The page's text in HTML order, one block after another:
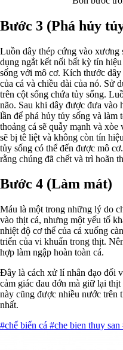
Bước 3 (Phá hủy
Luồn dây thép cứng vào xương
dụng ngắt kết nối bất kỳ tín
sống với mô cơ. Kích thước
của cá và chiều dài của nó. Sử
trên cột sống chứa tủy sống.
não. Sau khi dây được đưa vào
lần để phá hủy tủy sống và
thoảng cá sẽ quẫy mạnh và
sẽ bị tê liệt và không còn tín
tủy sống có thể đến được mô
rằng chúng đã chết và trì hoãn
Bước 4 (Làm mát)
Máu là một trong những lý do
vào thịt cá, nhưng một yếu tố
nhiệt độ cơ thể của cá xuống
triển của vi khuẩn trong thịt.
hợp làm ngập hoàn toàn cá.
Đây là cách xử lí nhân đạo đối
cảm giác đau đớn mà giữ lại
này cũng được nhiều nước trên
nhất.
#chế biến cá #che bien thuy san